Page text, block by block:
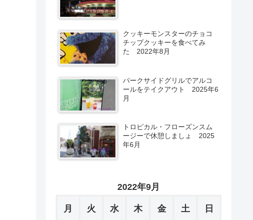
クッキーモンスターのチョコ
チップクッキーを食べてみ
た 2022年8月
パークサイドグリルでアルコ
ールをテイクアウト 2025年6
月
トロピカル・フローズンスム
ージーで休憩しましょ 2025
年6月
2022年9月
月 火 水 木 金 土 日